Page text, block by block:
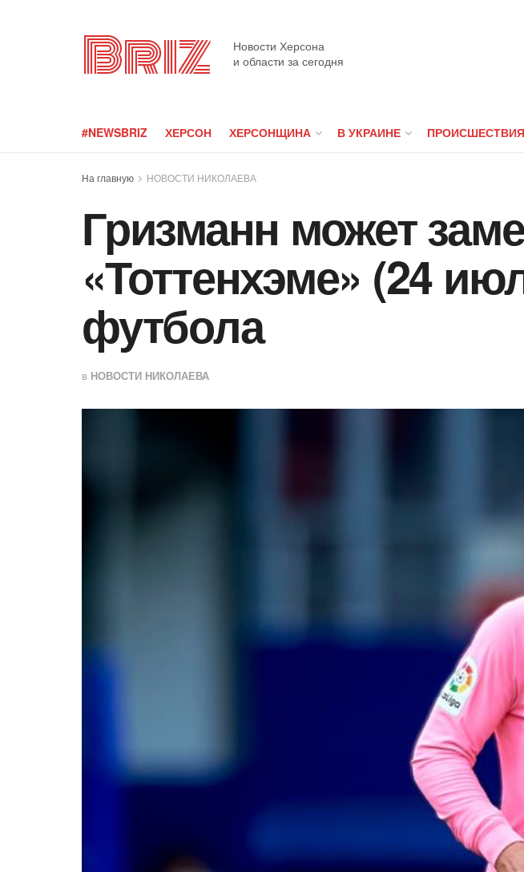
Briz
Новости Херсона
и области за сегодня
#NEWSBRIZ ХЕРСОН ХЕРСОНЩИНА В УКРАИНЕ ПРОИСШЕСТВИЯ
На главную НОВОСТИ НИКОЛАЕВА
Гризманн может
«Тоттенхэме» (24
футбола
в НОВОСТИ НИКОЛАЕВА